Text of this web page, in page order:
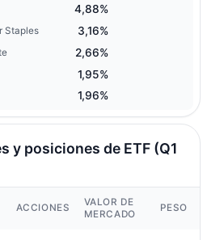
4,88%
Staples 3,16%
2,66%
1,95%
1,96%
y posiciones de ETF (Q1
ACCIONES
VALOR DE
MERCADO
PESO